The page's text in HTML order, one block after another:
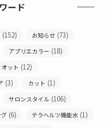
ード
(152) お知らせ (73)
アプリエカラー (18)
ット (12)
(3) カット (1)
サロンスタイル (106)
(6) テラヘルツ機能水 (1)